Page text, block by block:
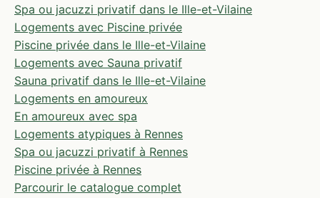
Spa ou jacuzzi privatif dans le Ille-et-Vilaine
Logements avec Piscine privée
Piscine privée dans le Ille-et-Vilaine
Logements avec Sauna privatif
Sauna privatif dans le Ille-et-Vilaine
Logements en amoureux
En amoureux avec spa
Logements atypiques à Rennes
Spa ou jacuzzi privatif à Rennes
Piscine privée à Rennes
Parcourir le catalogue complet